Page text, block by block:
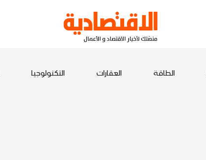
الطاقة العقارات التكنولوجيا